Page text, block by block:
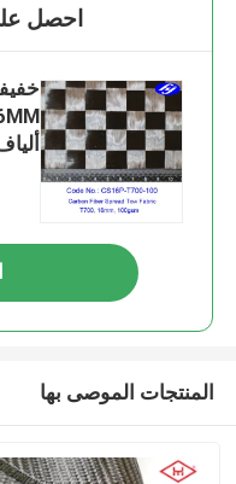
احصل
المنتجات الموصى بها